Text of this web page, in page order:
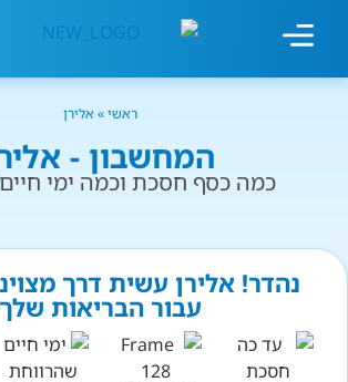
ראשי» אלירן
המחשבון -
כמה כסף חסכת וכמה ימי
נהדר! אלירן עשית דרך
עבור הבריאות שלך